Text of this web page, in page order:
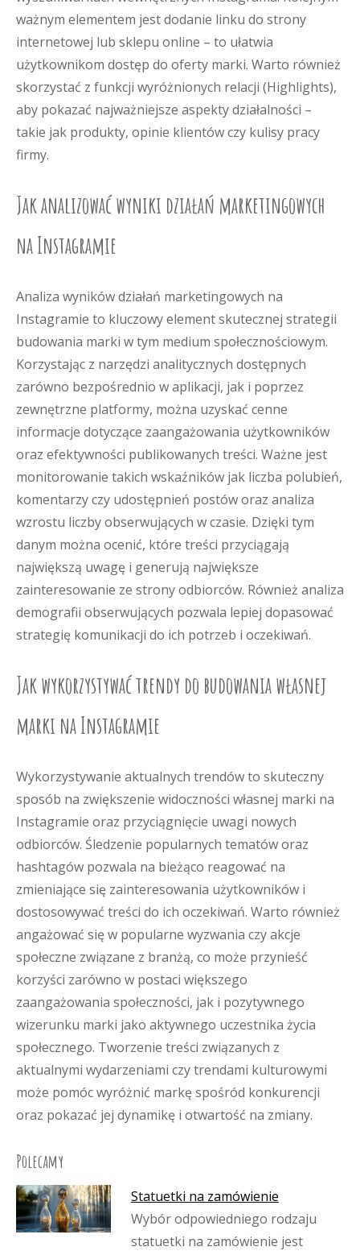
ważnym elementem jest dodanie linku do strony
internetowej lub sklepu online – to ułatwia
użytkownikom dostęp do oferty marki. Warto również
skorzystać z funkcji wyróżnionych relacji (Highlights),
aby pokazać najważniejsze aspekty działalności –
takie jak produkty, opinie klientów czy kulisy pracy
firmy.
Jak analizować wyniki działań marketingowych
na Instagramie
Analiza wyników działań marketingowych na
Instagramie to kluczowy element skutecznej strategii
budowania marki w tym medium społecznościowym.
Korzystając z narzędzi analitycznych dostępnych
zarówno bezpośrednio w aplikacji, jak i poprzez
zewnętrzne platformy, można uzyskać cenne
informacje dotyczące zaangażowania użytkowników
oraz efektywności publikowanych treści. Ważne jest
monitorowanie takich wskaźników jak liczba polubień,
komentarzy czy udostępnień postów oraz analiza
wzrostu liczby obserwujących w czasie. Dzięki tym
danym można ocenić, które treści przyciągają
największą uwagę i generują największe
zainteresowanie ze strony odbiorców. Również analiza
demografii obserwujących pozwala lepiej dopasować
strategię komunikacji do ich potrzeb i oczekiwań.
Jak wykorzystywać trendy do budowania własnej
marki na Instagramie
Wykorzystywanie aktualnych trendów to skuteczny
sposób na zwiększenie widoczności własnej marki na
Instagramie oraz przyciągnięcie uwagi nowych
odbiorców. Śledzenie popularnych tematów oraz
hashtagów pozwala na bieżąco reagować na
zmieniające się zainteresowania użytkowników i
dostosowywać treści do ich oczekiwań. Warto również
angażować się w popularne wyzwania czy akcje
społeczne związane z branżą, co może przynieść
korzyści zarówno w postaci większego
zaangażowania społeczności, jak i pozytywnego
wizerunku marki jako aktywnego uczestnika życia
społecznego. Tworzenie treści związanych z
aktualnymi wydarzeniami czy trendami kulturowymi
może pomóc wyróżnić markę spośród konkurencji
oraz pokazać jej dynamikę i otwartość na zmiany.
Polecamy
Statuetki na zamówienie
Wybór odpowiedniego rodzaju
statuetki na zamówienie jest